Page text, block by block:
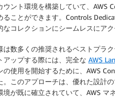
ウント環境を構築していて、AWS
ることができます。Controls
なコレクションにシームレスにア
は数多くの推奨されるベストプラ
アップする際には、完全な AWS
の使用を開始するために、AWS
。このアプローチは、優れた設計
境が既に確立されていて、AWS